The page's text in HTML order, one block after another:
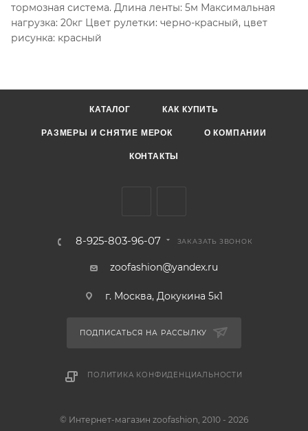
тормозная система. Длина ленты: 5м Максимальная
нагрузка: 20кг Цвет рулетки: черно-красный, цвет
рисунка: красный
КАТАЛОГ КАК КУПИТЬ
РАЗМЕРЫ И СНЯТИЕ МЕРОК О КОМПАНИИ
КОНТАКТЫ
8-925-803-96-07 ЗАКАЗАТЬ ЗВОНОК
zoofashion@yandex.ru
г. Москва, Докукина 5к1
ПОДПИСАТЬСЯ НА РАССЫЛКУ
ПОЛИТИКА КОНФИДЕНЦИАЛЬНОСТИ
© Интернет-магазин zoofashion, 2010 - 2026